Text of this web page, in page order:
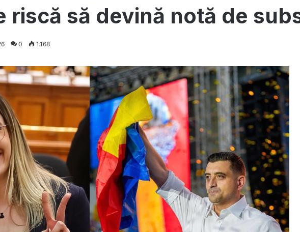
riscă să devină notă de
0 1.168